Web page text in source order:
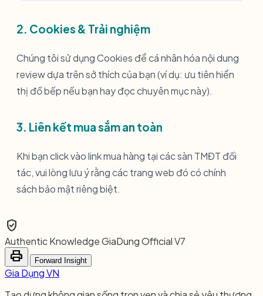
2. Cookies & Trải nghiệm
Chúng tôi sử dụng Cookies để cá nhân hóa nội dung
review dựa trên sở thích của bạn (ví dụ: ưu tiên hiển
thị đồ bếp nếu bạn hay đọc chuyên mục này).
3. Liên kết mua sắm an toàn
Khi bạn click vào link mua hàng tại các sàn TMĐT đối
tác, vui lòng lưu ý rằng các trang web đó có chính
sách bảo mật riêng biệt.
verified_user
Authentic KnowledgeGiaDung Official V7
print Forward Insight
Gia Dụng VN